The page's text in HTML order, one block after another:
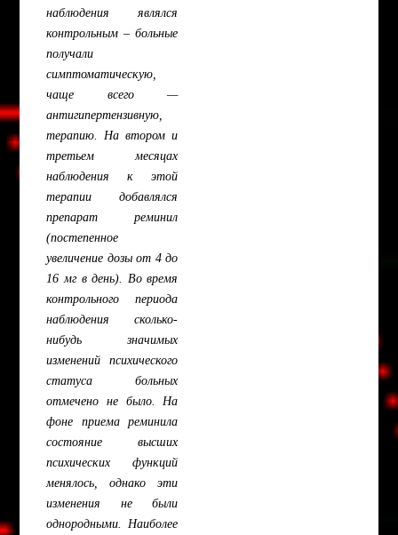
наблюдения являлся
контрольным – больные
получали
симптоматическую,
чаще всего —
антигипертензивную,
терапию. На втором и
третьем месяцах
наблюдения к этой
терапии добавлялся
препарат реминил
(постепенное
увеличение дозы от 4 до
16 мг в день). Во время
контрольного периода
наблюдения сколько-
нибудь значимых
изменений психического
статуса больных
отмечено не было. На
фоне приема реминила
состояние высших
психических функций
менялось, однако эти
изменения не были
однородными. Наиболее